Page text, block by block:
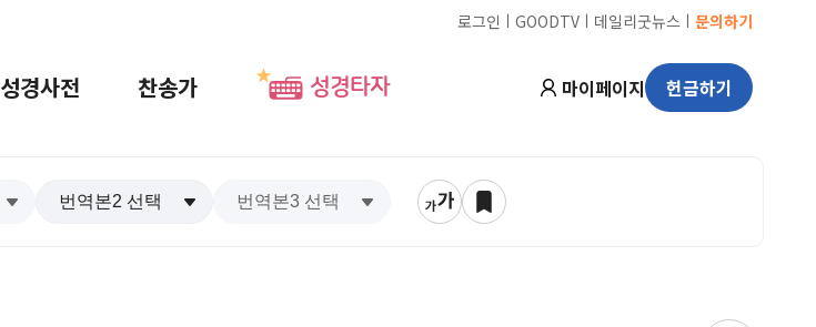
로그인 ㅣ GOODTV ㅣ 데일리굿뉴스 ㅣ 문의하기
성경사전 찬송가 성경타자 마이페이지 헌금하기